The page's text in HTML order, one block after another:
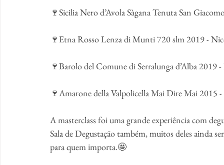
🍷Sicilia Nero d’Avola Sàgana Tenuta San
🍷Etna Rosso Lenza di Munti 720 slm 2019 -
🍷Barolo del Comune di Serralunga d’Alba 2019
🍷Amarone della Valpolicella Mai Dire Mai 2015 -
A masterclass foi uma grande experiência com
Sala de Degustação também, muitos deles ainda
para quem importa.🤩